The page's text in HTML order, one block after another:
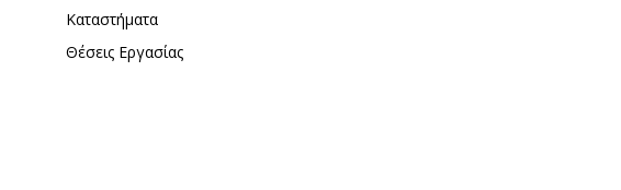
Καταστήματα
Θέσεις Εργασίας